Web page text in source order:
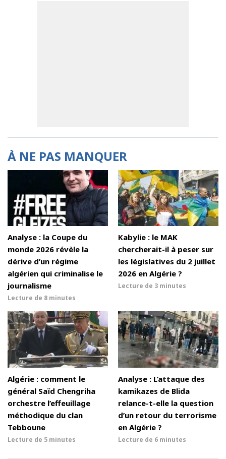
À NE PAS MANQUER
Analyse : la Coupe du
monde 2026 révèle la
dérive d’un régime
algérien qui criminalise le
journalisme
Lecture de 8 minutes
Kabylie : le MAK
chercherait-il à peser sur
les législatives du 2 juillet
2026 en Algérie ?
Lecture de 3 minutes
Algérie : comment le
général Saïd Chengriha
orchestre l’effeuillage
méthodique du clan
Tebboune
Lecture de 5 minutes
Analyse : L’attaque des
kamikazes de Blida
relance-t-elle la question
d’un retour du terrorisme
en Algérie ?
Lecture de 6 minutes